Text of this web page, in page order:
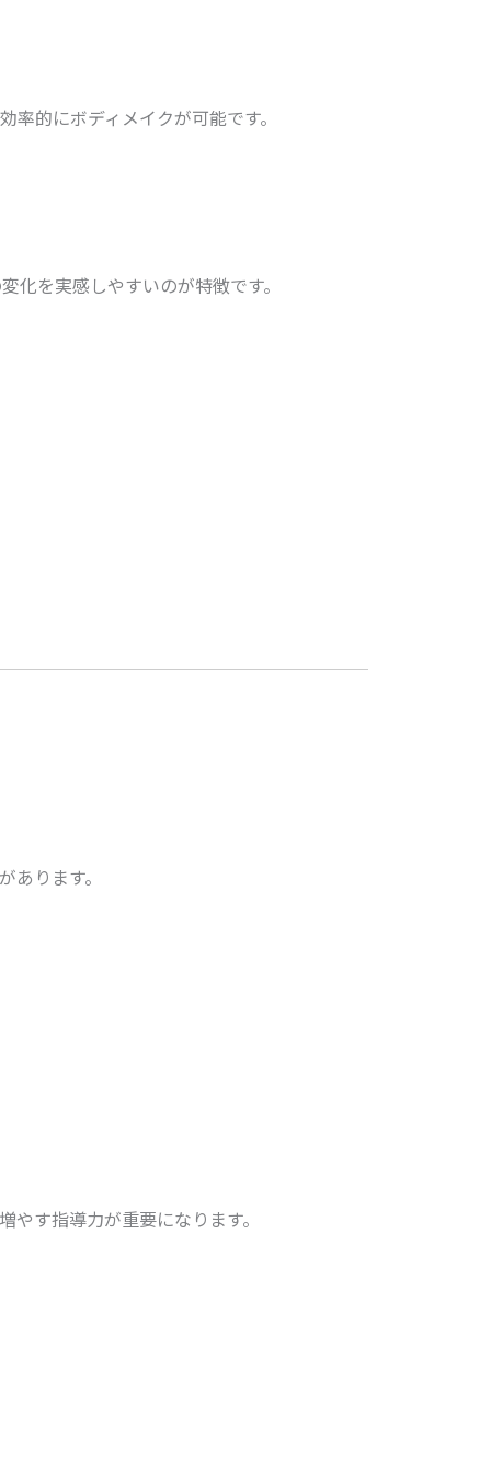
的にボディメイクが可能です。
を実感しやすいのが特徴です。
ります。
す指導力が重要になります。